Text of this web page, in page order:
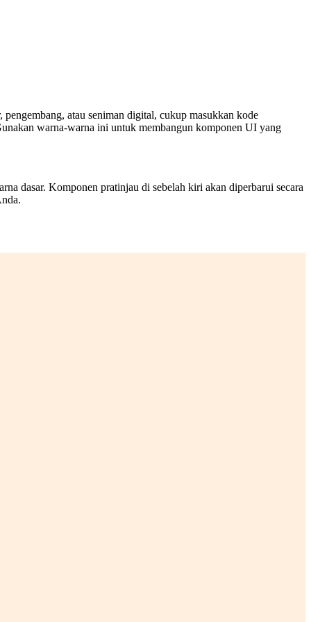
atau seniman digital, cukup masukkan kode
warna-warna ini untuk membangun komponen UI yang
dasar. Komponen pratinjau di sebelah kiri akan diperbarui secara